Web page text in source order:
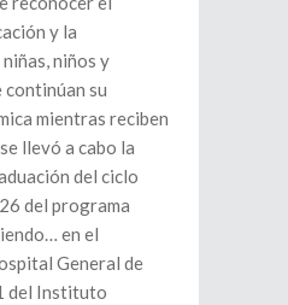
y la
niños y
continúan su
mientras reciben
llevó a cabo la
del ciclo
del programa
en el
General de
del Instituto